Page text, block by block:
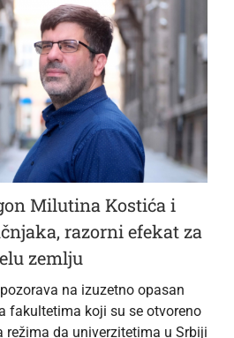
Milutina Kostića i
razorni efekat za
zemlju
na izuzetno opasan
fakultetima koji su se otvoreno
da univerzitetima u Srbiji